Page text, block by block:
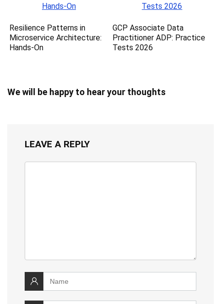
Resilience Patterns in
Microservice Architecture:
Hands-On
GCP Associate Data
Practitioner ADP: Practice
Tests 2026
We will be happy to hear your thoughts
LEAVE A REPLY